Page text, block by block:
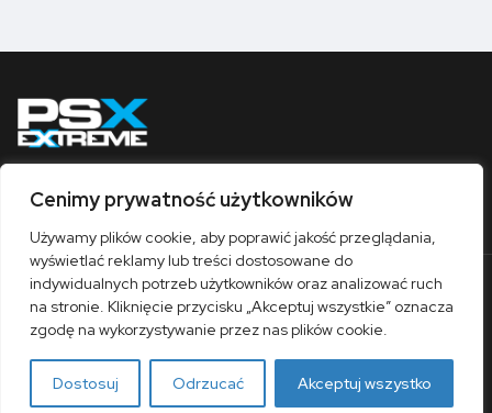
Cenimy prywatność użytkowników
Używamy plików cookie, aby poprawić jakość przeglądania,
wyświetlać reklamy lub treści dostosowane do
indywidualnych potrzeb użytkowników oraz analizować ruch
na stronie. Kliknięcie przycisku „Akceptuj wszystkie” oznacza
zgodę na wykorzystywanie przez nas plików cookie.
Dostosuj Odrzucać Akceptuj wszystko
Obserwuj nas
O nas Współpraca Kontakt
Sklep
Polityka prywatności
Regulamin
© 1997-2026 / PSX Extreme